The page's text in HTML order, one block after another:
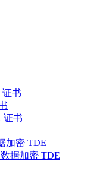
证书
证书
加密 TDE
据加密 TDE